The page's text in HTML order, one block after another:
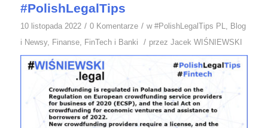
#PolishLegalTips
10 listopada 2022 / 0 Komentarze / w #PolishLegalTips PL
Blog
i Newsy, Finanse, FinTech i Banki / przez Jacek WIŚNIEWSKI